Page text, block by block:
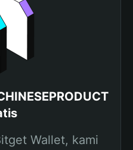
Wallet, kami